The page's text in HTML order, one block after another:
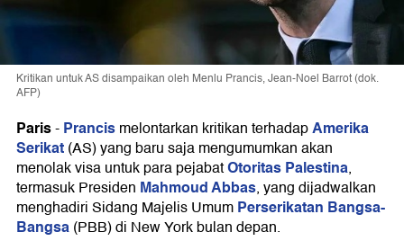
Kritikan untuk AS disampaikan oleh Menlu Prancis, Jean-Noel Barrot (dok.
AFP)
Paris-Prancismelontarkan kritikan terhadapAmerika
Serikat(AS) yang baru saja mengumumkan akan
menolak visa untuk para pejabatOtoritas Palestina,
termasuk Presiden Mahmoud Abbas, yang dijadwalkan
menghadiri Sidang Majelis UmumPerserikatan Bangsa-
Bangsa(PBB) di New York bulan depan.